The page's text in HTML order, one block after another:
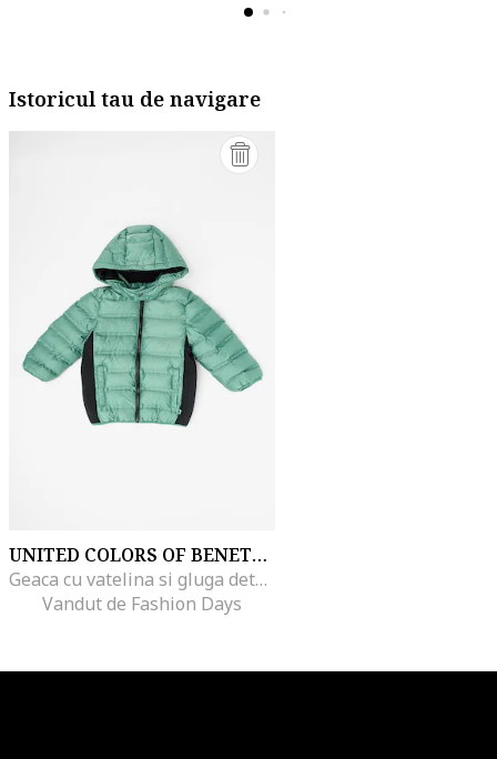
Istoricul tau de navigare
UNITED COLORS OF BENETTON
Geaca cu vatelina si gluga detasabila
Vandut de Fashion Days